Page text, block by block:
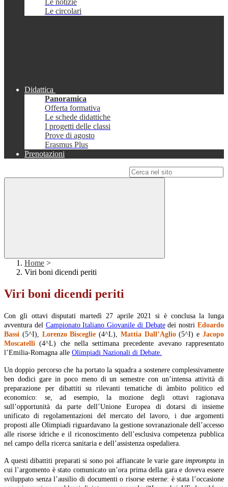
Le notizie
Le circolari
Didattica
Panoramica
Offerta formativa
Le schede didattiche
I progetti delle classi
Prove di agosto
Erasmus Plus
Prenotazioni
Home >
Viri boni dicendi periti
Viri boni dicendi periti
Con gli ottavi disputati martedì 27 aprile 2021 si è conclusa la lunga
avventura del Campionato Italiano Giovanile di Debatedei nostriEdoardo
Bassi (5^I), Lorenzo Bisceglie (4^L), Mattia Dall’Aglio(5^I) eJacopo
Moscatelli (4^L) che nella settimana precedente avevano rappresentato
l’Emilia-Romagna alle Olimpiadi Nazionali di Debate.
Un doppio percorso che ha portato la squadra a sostenere complessivamente
ben dodici gare in poco meno di un semestre con un’intensa attività di
preparazione per dibattiti su rilevanti tematiche di àmbito politico ed
economico: se, ad esempio, la mozione degli ottavi ragionava
sull’opportunità da parte dell’Unione Europea di dotarsi di insieme
unificato di regolamentazioni del mercato del lavoro, i due argomenti
proposti alle Olimpiadi riguardavano la gestione sovranazionale dell’accesso
alle risorse idriche e il riconoscimento dell’esclusiva competenza pubblica
nel campo della ricerca sanitaria e dell’assistenza ospedaliera.
A questi dibattiti preparati si sono poi affiancate le varie gareimpromptu in
cui l’argomento è stato comunicato un’ora prima della gara e doveva essere
sviluppato senza l’ausilio di documenti o risorse esterne: è stata l’occasione